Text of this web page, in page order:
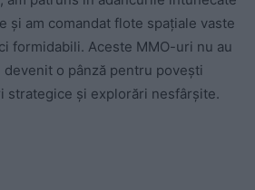
și am comandat flote spațiale vaste
formidabili. Aceste MMO-uri nu au
o pânză pentru povești
strategice și explorări nesfârșite.